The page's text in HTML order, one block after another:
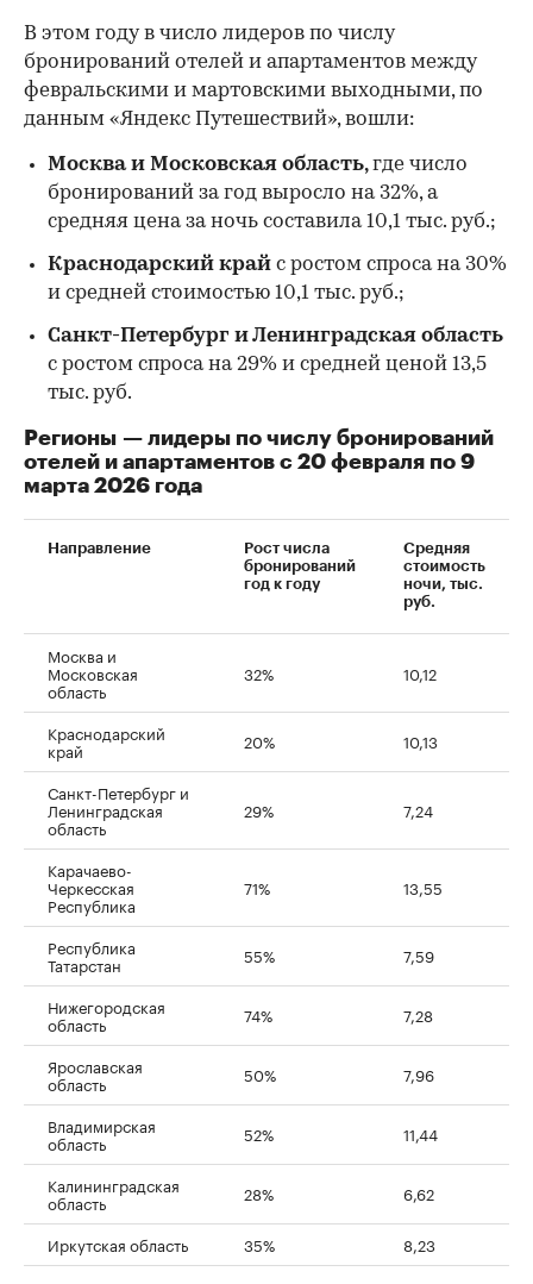
00:00 / 00:00
В этом году в число лидеров по числу
бронирований отелей и апартаментов между
февральскими и мартовскими выходными, по
данным «Яндекс Путешествий», вошли:
Москва и Московская область,где число
бронирований за год выросло на 32%, а
средняя цена за ночь составила 10,1 тыс. руб.;
Краснодарский край с ростом спроса на 30%
и средней стоимостью 10,1 тыс. руб.;
Санкт-Петербург и Ленинградская область
с ростом спроса на 29% и средней ценой 13,5
тыс. руб.
Регионы — лидеры по числу бронирований
отелей и апартаментов с 20 февраля по 9
марта 2026 года
Направление
Рост числа
бронирований
год к году
Средняя
стоимость
ночи, тыс.
руб.
Москва и
Московская
область
32% 10,12
Краснодарский
край 20% 10,13
Санкт-Петербург и
Ленинградская
область
29% 7,24
Карачаево-
Черкесская
Республика
71% 13,55
Республика
Татарстан 55% 7,59
Нижегородская
область 74% 7,28
Ярославская
область 50% 7,96
Владимирская
область 52% 11,44
Калининградская
область 28% 6,62
Иркутская область 35% 8,23